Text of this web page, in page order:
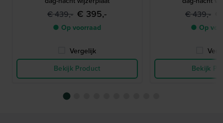
€ 439,- € 395,-
● Op voorraad
Vergelijk
Bekijk Product
€ 439,-
● Op
Bekijk